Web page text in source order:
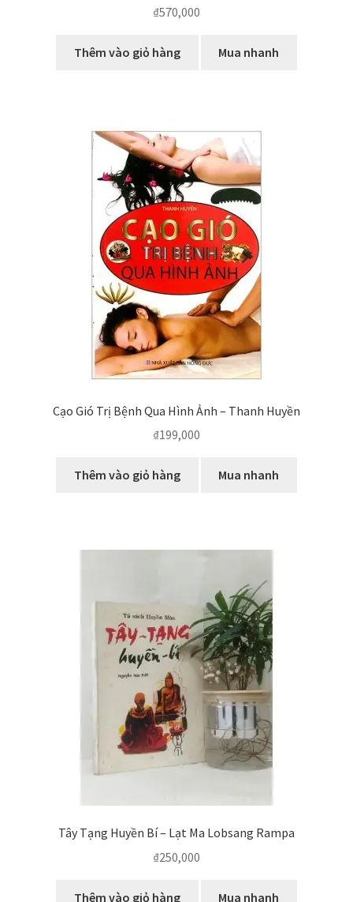
₫570,000
Thêm vào giỏ hàng Mua nhanh
Cạo Gió Trị Bệnh Qua Hình Ảnh – Thanh Huyền
₫199,000
Thêm vào giỏ hàng Mua nhanh
Tây Tạng Huyền Bí – Lạt Ma Lobsang Rampa
₫250,000
Thêm vào giỏ hàng Mua nhanh